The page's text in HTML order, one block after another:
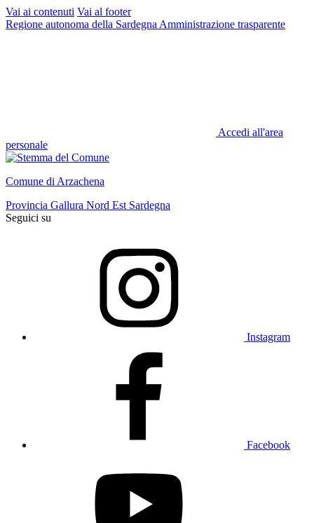
Vai ai contenuti Vai al footer
Regione autonoma della Sardegna Amministrazione trasparente
Accedi all'area
personale
Comune di Arzachena
Provincia Gallura Nord Est Sardegna
Seguici su
Instagram
Facebook